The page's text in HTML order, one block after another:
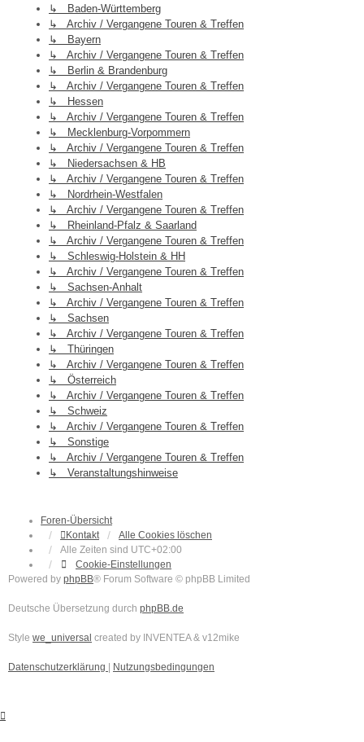
↳ Baden-Württemberg
↳ Archiv / Vergangene Touren & Treffen
↳ Bayern
↳ Archiv / Vergangene Touren & Treffen
↳ Berlin & Brandenburg
↳ Archiv / Vergangene Touren & Treffen
↳ Hessen
↳ Archiv / Vergangene Touren & Treffen
↳ Mecklenburg-Vorpommern
↳ Archiv / Vergangene Touren & Treffen
↳ Niedersachsen & HB
↳ Archiv / Vergangene Touren & Treffen
↳ Nordrhein-Westfalen
↳ Archiv / Vergangene Touren & Treffen
↳ Rheinland-Pfalz & Saarland
↳ Archiv / Vergangene Touren & Treffen
↳ Schleswig-Holstein & HH
↳ Archiv / Vergangene Touren & Treffen
↳ Sachsen-Anhalt
↳ Archiv / Vergangene Touren & Treffen
↳ Sachsen
↳ Archiv / Vergangene Touren & Treffen
↳ Thüringen
↳ Archiv / Vergangene Touren & Treffen
↳ Österreich
↳ Archiv / Vergangene Touren & Treffen
↳ Schweiz
↳ Archiv / Vergangene Touren & Treffen
↳ Sonstige
↳ Archiv / Vergangene Touren & Treffen
↳ Veranstaltungshinweise
Foren-Übersicht
Kontakt
Alle Cookies löschen
Alle Zeiten sind UTC+02:00
Cookie-Einstellungen
Powered by phpBB® Forum Software © phpBB Limited
Deutsche Übersetzung durch phpBB.de
Style we_universal created by INVENTEA & v12mike
Datenschutzerklärung Nutzungsbedingungen